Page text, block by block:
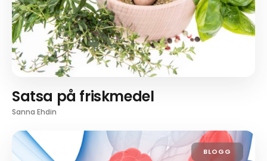
Satsa på friskmedel
Sanna Ehdin
BLOGG